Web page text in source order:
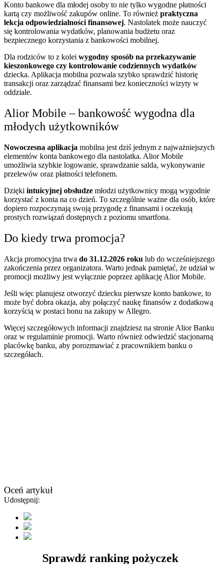
Konto bankowe dla młodej osoby to nie tylko wygodne płatności
kartą czy możliwość zakupów online. To również praktyczna
lekcja odpowiedzialności finansowej. Nastolatek może nauczyć
się kontrolowania wydatków, planowania budżetu oraz
bezpiecznego korzystania z bankowości mobilnej.
Dla rodziców to z kolei wygodny sposób na przekazywanie
kieszonkowego czy kontrolowanie codziennych wydatków
dziecka. Aplikacja mobilna pozwala szybko sprawdzić historię
transakcji oraz zarządzać finansami bez konieczności wizyty w
oddziale.
Alior Mobile – bankowość wygodna dla
młodych użytkowników
Nowoczesna aplikacja mobilna jest dziś jednym z najważniejszych
elementów konta bankowego dla nastolatka. Alior Mobile
umożliwia szybkie logowanie, sprawdzanie salda, wykonywanie
przelewów oraz płatności telefonem.
Dzięki intuicyjnej obsłudze młodzi użytkownicy mogą wygodnie
korzystać z konta na co dzień. To szczególnie ważne dla osób, które
dopiero rozpoczynają swoją przygodę z finansami i oczekują
prostych rozwiązań dostępnych z poziomu smartfona.
Do kiedy trwa promocja?
Akcja promocyjna trwa do 31.12.2026 roku lub do wcześniejszego
zakończenia przez organizatora. Warto jednak pamiętać, że udział w
promocji możliwy jest wyłącznie poprzez aplikację Alior Mobile.
Jeśli więc planujesz otworzyć dziecku pierwsze konto bankowe, to
może być dobra okazja, aby połączyć naukę finansów z dodatkową
korzyścią w postaci bonu na zakupy w Allegro.
Więcej szczegółowych informacji znajdziesz na stronie Alior Banku
oraz w regulaminie promocji. Warto również odwiedzić stacjonarną
placówkę banku, aby porozmawiać z pracownikiem banku o
szczegółach.
Oceń artykuł
Udostępnij:
Sprawdź ranking pożyczek